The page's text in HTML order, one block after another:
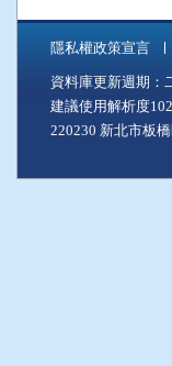
隱私權政策宣言
資料庫更新週期：
建議使用解析度
220230 新北市板